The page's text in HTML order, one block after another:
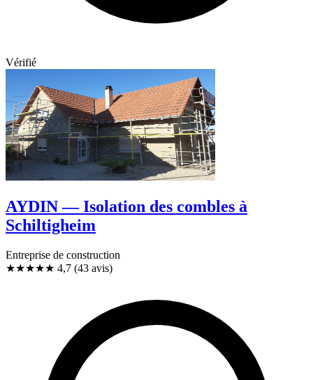
Vérifié
AYDIN — Isolation des combles à
Schiltigheim
Entreprise de construction
★★★★★ 4,7 (43 avis)